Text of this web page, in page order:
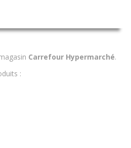
Carrefour Hypermarché.
: